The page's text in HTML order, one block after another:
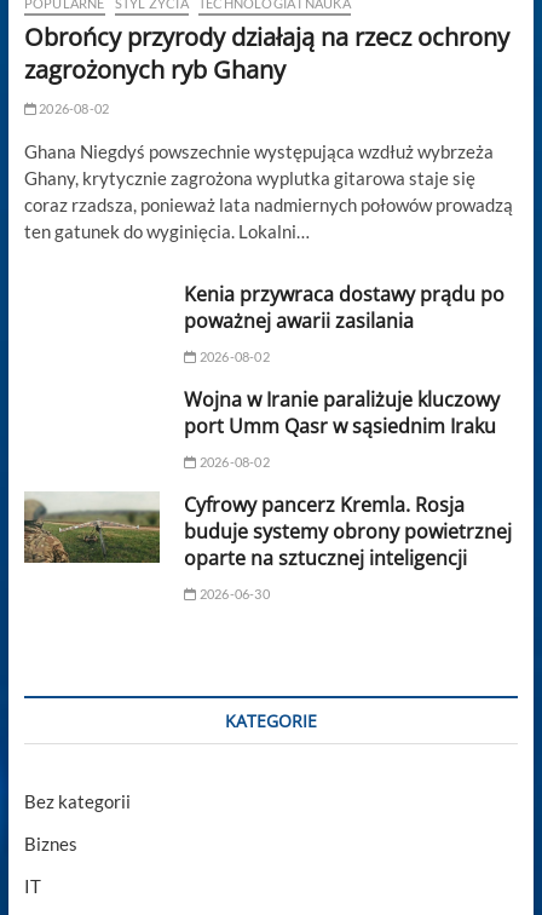
Obrońcy przyrody działają na rzecz ochrony
zagrożonych ryb Ghany
2026-08-02
Ghana Niegdyś powszechnie występująca wzdłuż wybrzeża
Ghany, krytycznie zagrożona wyplutka gitarowa staje się
coraz rzadsza, ponieważ lata nadmiernych połowów prowadzą
ten gatunek do wyginięcia. Lokalni…
Kenia przywraca dostawy prądu po
poważnej awarii zasilania
2026-08-02
Wojna w Iranie paraliżuje kluczowy
port Umm Qasr w sąsiednim Iraku
2026-08-02
Cyfrowy pancerz Kremla. Rosja
buduje systemy obrony powietrznej
oparte na sztucznej inteligencji
2026-06-30
KATEGORIE
Bez kategorii
Biznes
IT